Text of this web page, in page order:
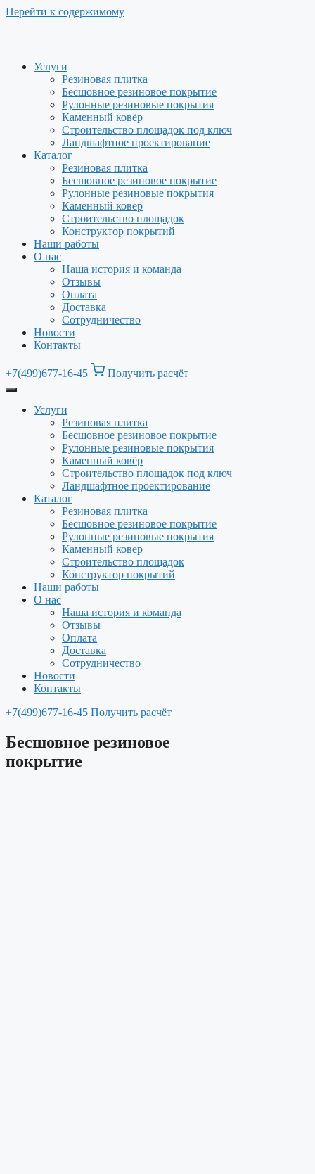
Перейти к содержимому
Услуги
Резиновая плитка
Бесшовное резиновое покрытие
Рулонные резиновые покрытия
Каменный ковёр
Строительство площадок под ключ
Ландшафтное проектирование
Каталог
Резиновая плитка
Бесшовное резиновое покрытие
Рулонные резиновые покрытия
Каменный ковер
Строительство площадок
Конструктор покрытий
Наши работы
О нас
Наша история и команда
Отзывы
Оплата
Доставка
Сотрудничество
Новости
Контакты
+7(499)677-16-45 Получить расчёт
Услуги
Резиновая плитка
Бесшовное резиновое покрытие
Рулонные резиновые покрытия
Каменный ковёр
Строительство площадок под ключ
Ландшафтное проектирование
Каталог
Резиновая плитка
Бесшовное резиновое покрытие
Рулонные резиновые покрытия
Каменный ковер
Строительство площадок
Конструктор покрытий
Наши работы
О нас
Наша история и команда
Отзывы
Оплата
Доставка
Сотрудничество
Новости
Контакты
+7(499)677-16-45 Получить расчёт
Бесшовное резиновое
покрытие